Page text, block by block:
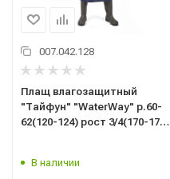
007.042.128
Плащ влагозащитный
"Тайфун" "WaterWay" р.60-
62(120-124) рост 3/4(170-176)
В наличии